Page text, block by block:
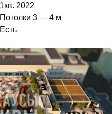
1кв. 2022
Потолки 3 — 4 м
Есть